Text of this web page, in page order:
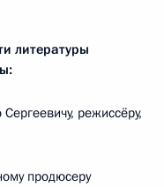
литературы
режиссёру,
продюсеру